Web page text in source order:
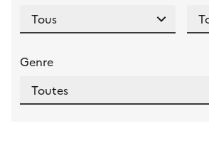
Genre